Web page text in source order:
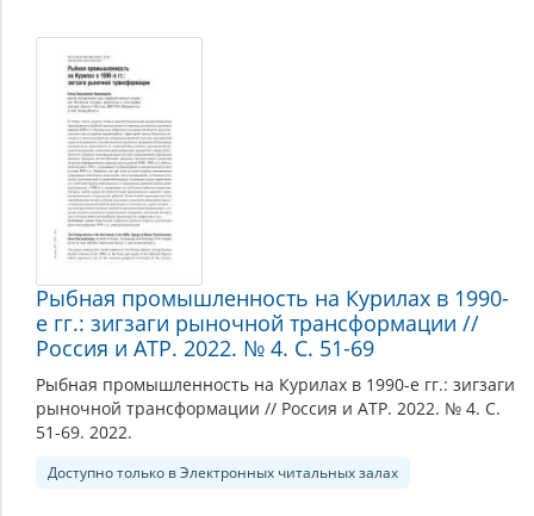
Рыбная промышленность на Курилах в 1990-
е гг.: зигзаги рыночной трансформации //
Россия и АТР. 2022. № 4. С. 51-69
Рыбная промышленность на Курилах в 1990-е гг.: зигзаги
рыночной трансформации // Россия и АТР. 2022. № 4. С.
51-69. 2022.
Доступно только в Электронных читальных залах